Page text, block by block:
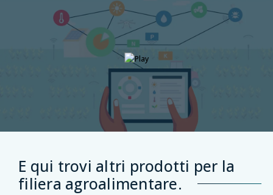
E qui trovi altri prodotti per la
filiera agroalimentare.